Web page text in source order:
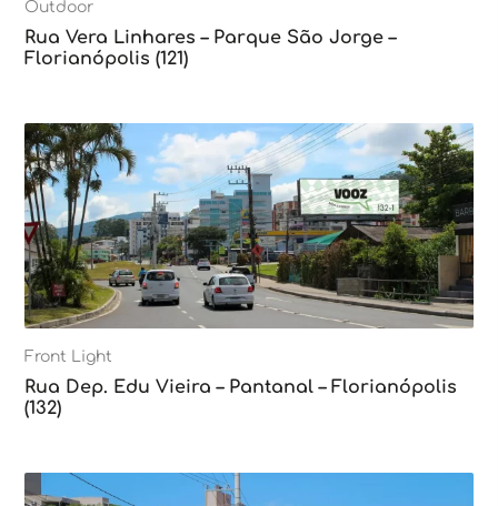
Outdoor
Rua Vera Linhares – Parque São Jorge –
Florianópolis (121)
Front Light
Rua Dep. Edu Vieira – Pantanal – Florianópolis
(132)